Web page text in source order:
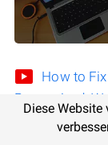
How to Fix
Recognized,
Diese Website